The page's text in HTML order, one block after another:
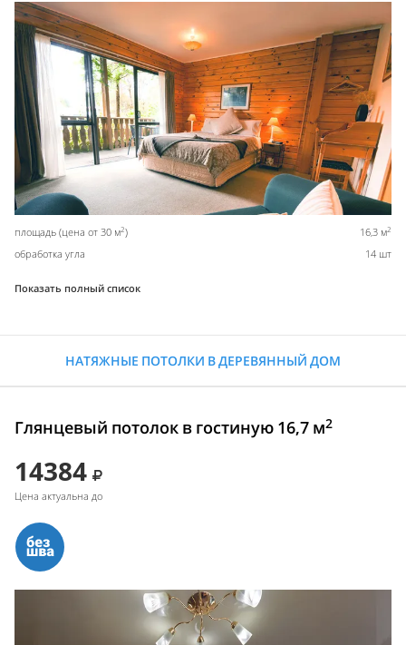
площадь (цена от 30 м2) 16,3 м2
обработка угла 14 шт
Показать полный список
НАТЯЖНЫЕ ПОТОЛКИ В ДЕРЕВЯННЫЙ ДОМ
Глянцевый потолок в гостиную 16,7 м2
14384
Цена актуальна до